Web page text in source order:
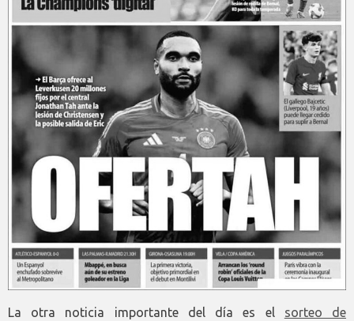
La otra noticia importante del día es el sorteo de